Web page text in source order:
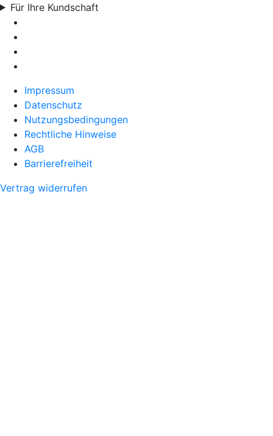
Für Ihre Kundschaft
Impressum
Datenschutz
Nutzungsbedingungen
Rechtliche Hinweise
AGB
Barrierefreiheit
Vertrag widerrufen